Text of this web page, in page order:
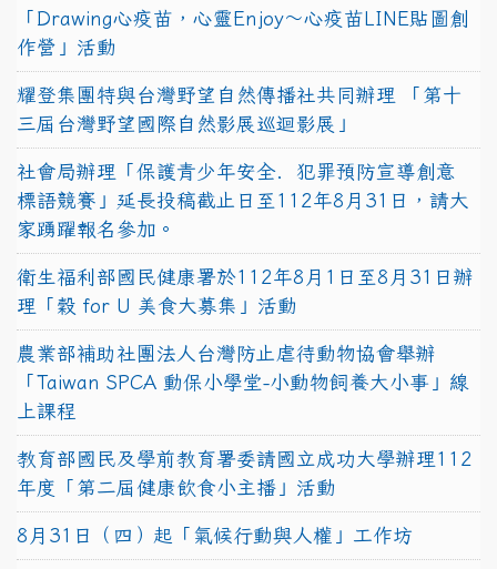
「Drawing心疫苗，心靈Enjoy〜心疫苗LINE貼圖創
作營」活動
耀登集團特與台灣野望自然傳播社共同辦理 「第十
三屆台灣野望國際自然影展巡迴影展」
社會局辦理「保護青少年安全．犯罪預防宣導創意
標語競賽」延長投稿截止日至112年8月31日，請大
家踴躍報名參加。
衛生福利部國民健康署於112年8月1日至8月31日辦
理「穀 for U 美食大募集」活動
農業部補助社團法人台灣防止虐待動物協會舉辦
「Taiwan SPCA 動保小學堂-小動物飼養大小事」線
上課程
教育部國民及學前教育署委請國立成功大學辦理112
年度「第二屆健康飲食小主播」活動
8月31日（四）起「氣候行動與人權」工作坊